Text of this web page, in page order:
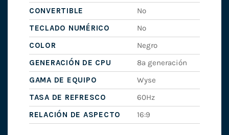
CONVERTIBLE
No
TECLADO NUMÉRICO
No
COLOR
Negro
GENERACIÓN DE CPU
8ª generación
GAMA DE EQUIPO
Wyse
TASA DE REFRESCO
60Hz
RELACIÓN DE ASPECTO
16:9